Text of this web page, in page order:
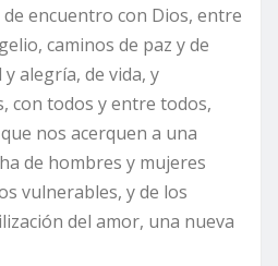
encuentro con Dios, entre
caminos de paz y de
alegría, de vida, y
con todos y entre todos,
nos acerquen a una
de hombres y mujeres
vulnerables, y de los
del amor, una nueva